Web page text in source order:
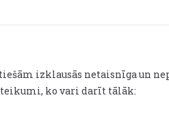
izklausās netaisnīga un
ko vari darīt tālāk: